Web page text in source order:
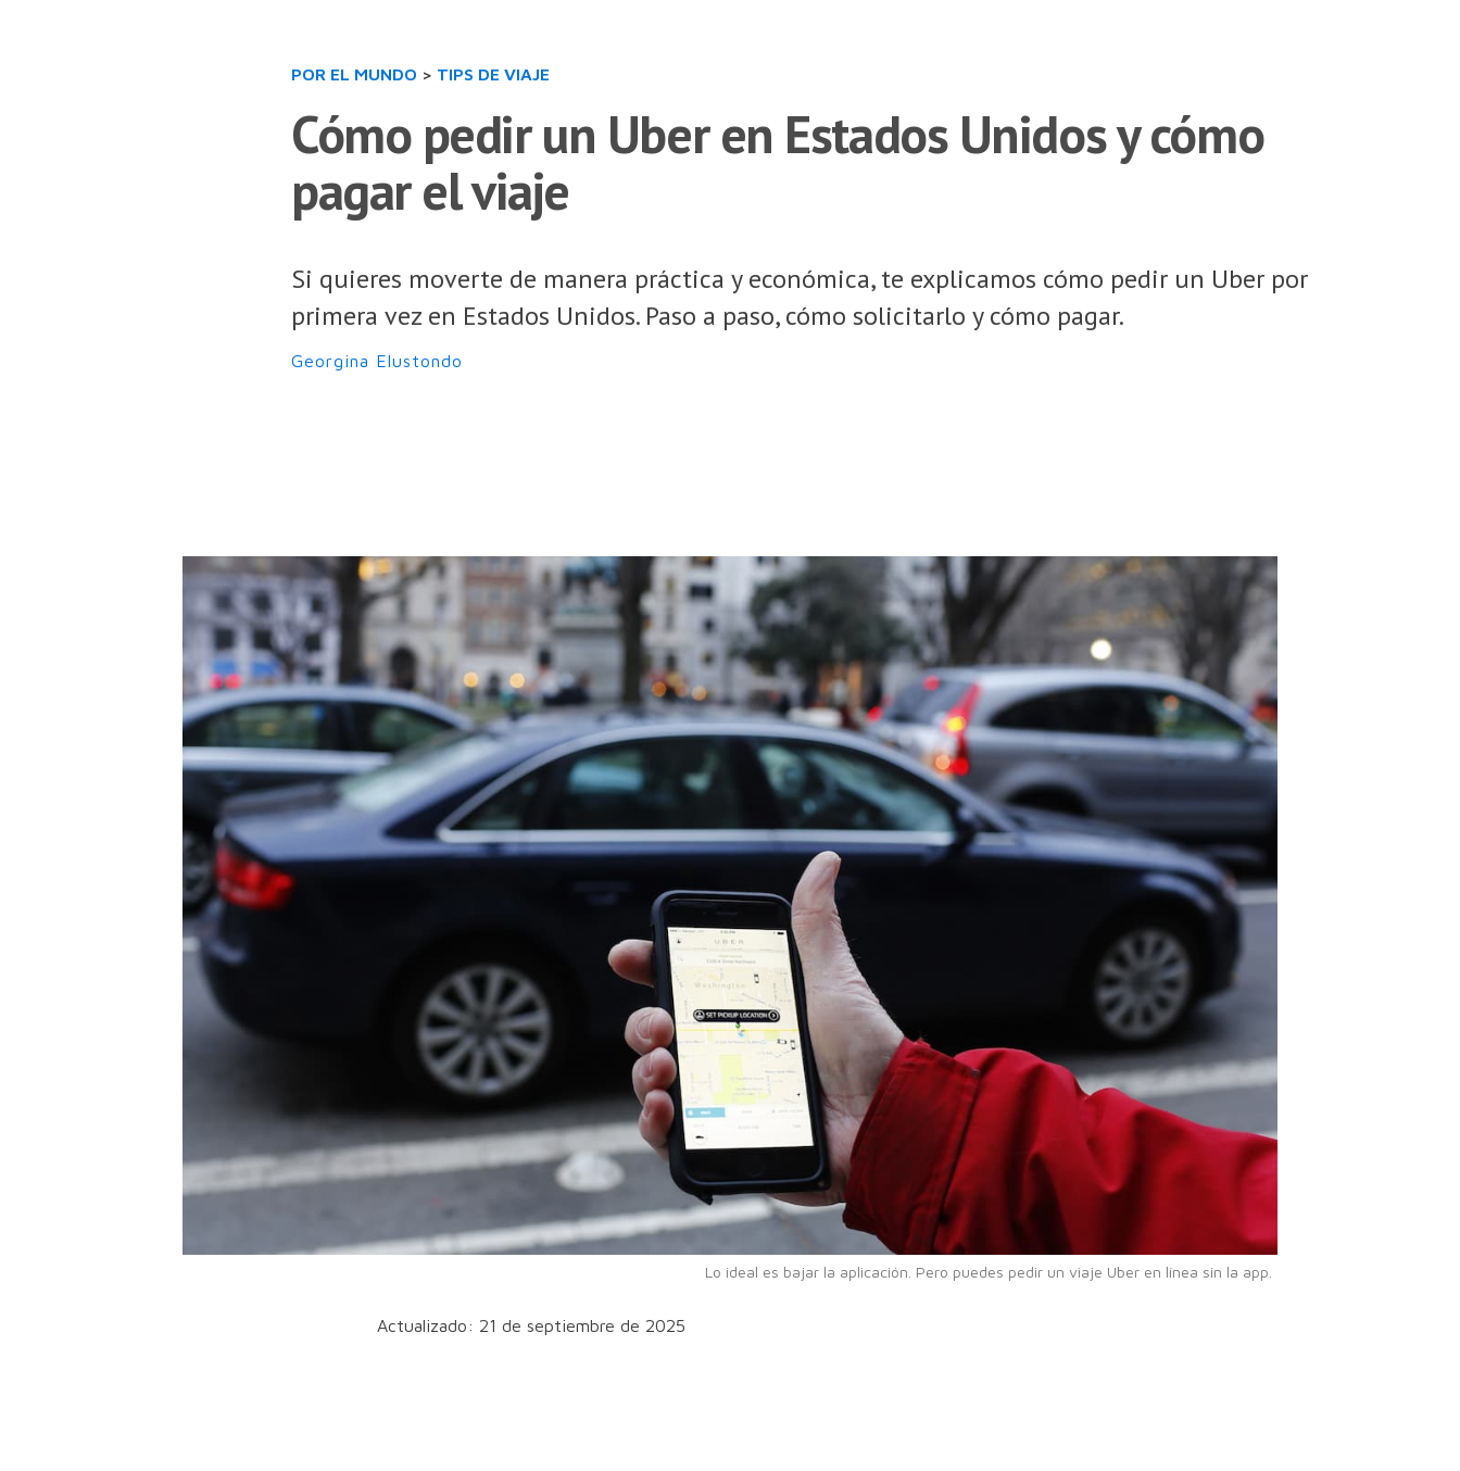
POR EL MUNDO > TIPS DE VIAJE
Cómo pedir un Uber en Estados Unidos y cómo
pagar el viaje
Si quieres moverte de manera práctica y económica, te explicamos cómo pedir un Uber por
primera vez en Estados Unidos. Paso a paso, cómo solicitarlo y cómo pagar.
Georgina Elustondo
Lo ideal es bajar la aplicación. Pero puedes pedir un viaje Uber en línea sin la app.
Actualizado: 21 de septiembre de 2025